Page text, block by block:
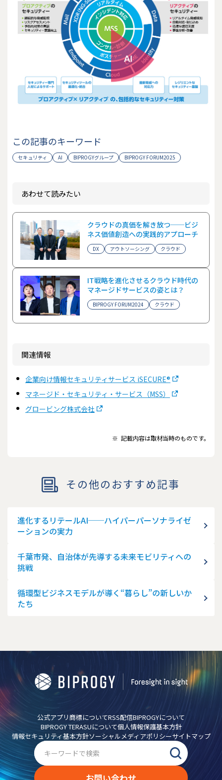
この記事のキーワード
セキュリティ AI BIPROGYグループ BIPROGY FORUM2025
あわせて読みたい
クラウドの真価を解き放つ──ビジ
ネス価値創造への実践的アプローチ
DX アウトソーシング クラウド
IT戦略を進化させるクラウド時代の
マネージドサービスの姿とは？
BIPROGY FORUM2024 クラウド
関連情報
企業向け情報セキュリティサービス iSECURE®
マネージド・セキュリティ・サービス（MSS）
グロービング株式会社
※ 記載内容は取材当時のものです。
その他のおすすめ記事
進化するリテールAI──ハイパーパーソナライゼ
ーションの実力
千葉市発、自治体が先導する未来モビリティへの
挑戦
循環型ビジネスモデルが導く“暮らし”の新しいか
たち
公式アプリ 商標についてRSS配信BIPROGYについて
BIPROGY TERASUについて個人情報保護基本方針
情報セキュリティ基本方針ソーシャルメディアポリシーサイトマップ